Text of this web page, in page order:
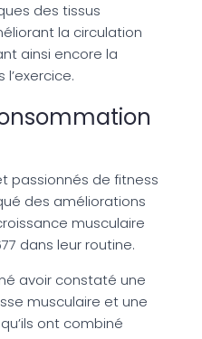
des tissus
la circulation
ainsi encore la
passionnés de fitness
des améliorations
musculaire
dans leur routine.
avoir constaté une
musculaire et une
ont combiné